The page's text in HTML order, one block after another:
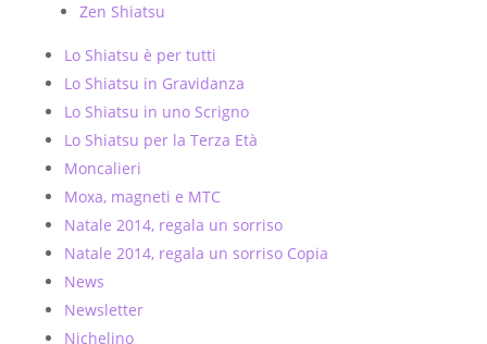
Zen Shiatsu
Lo Shiatsu è per tutti
Lo Shiatsu in Gravidanza
Lo Shiatsu in uno Scrigno
Lo Shiatsu per la Terza Età
Moncalieri
Moxa, magneti e MTC
Natale 2014, regala un sorriso
Natale 2014, regala un sorriso Copia
News
Newsletter
Nichelino